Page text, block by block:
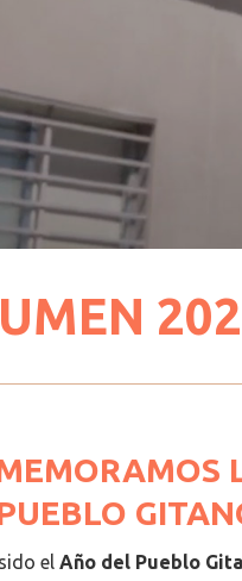
el Año del Pueblo